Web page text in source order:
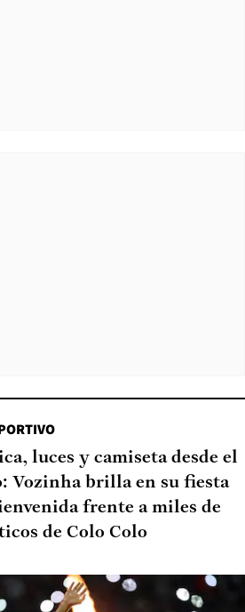
luces y camiseta desde el
Vozinha brilla en su fiesta
frente a miles de
de Colo Colo